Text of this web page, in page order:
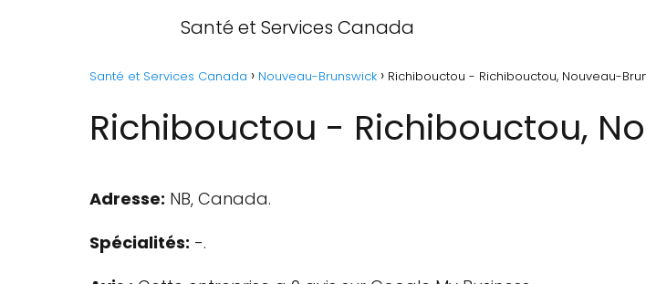
Santé et Services Canada
Santé et Services Canada Nouveau-Brunswick Richibouctou - Richibouctou, Nouveau-
Richibouctou - Richibouctou,
Adresse: NB, Canada.
Spécialités: -.